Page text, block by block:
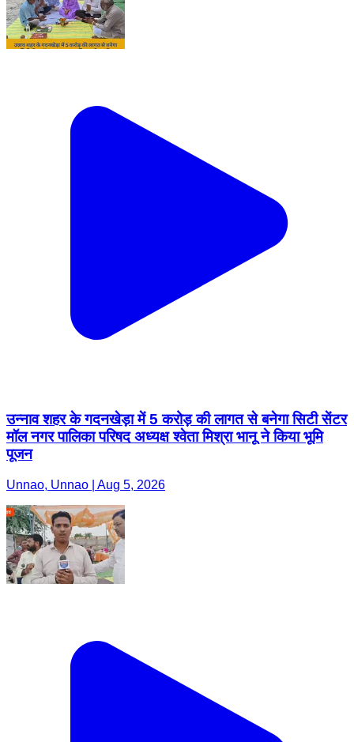
उन्नाव शहर के गदनखेड़ा में 5 करोड़ की लागत से बनेगा सिटी सेंटर
मॉल नगर पालिका परिषद अध्यक्ष श्वेता मिश्रा भानू ने किया भूमि
पूजन
Unnao, Unnao | Aug 5, 2026